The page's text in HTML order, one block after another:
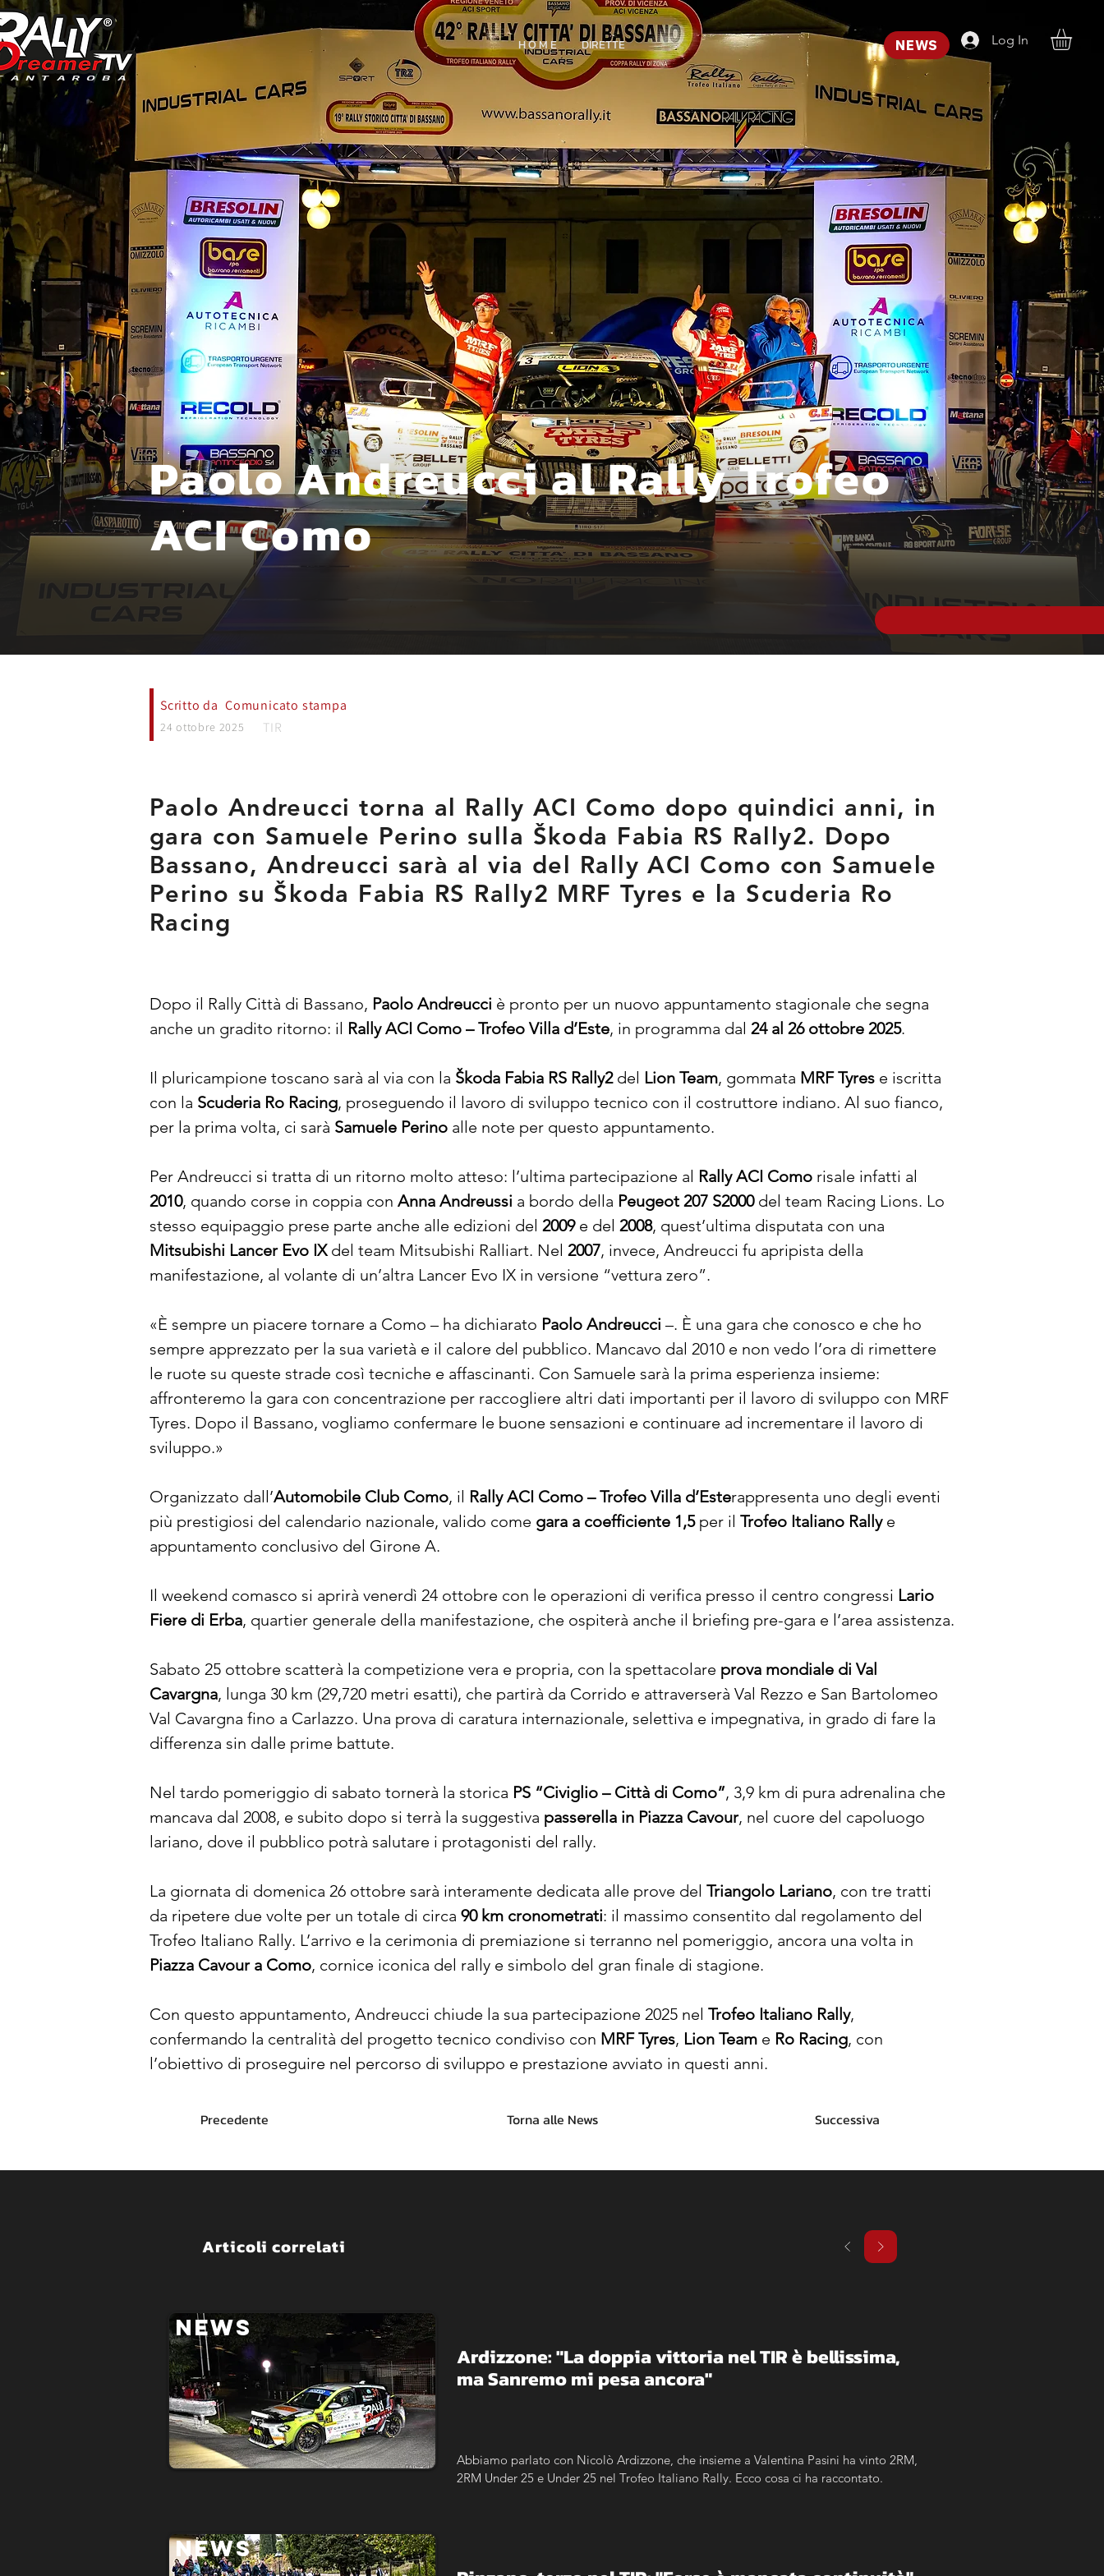
Log In
H O M E DIRETTE NEWS
Scritto da Comunicato stampa
24 ottobre 2025 TIR
Paolo Andreucci torna al Rally ACI Como dopo quindici anni, in
gara con Samuele Perino sulla Škoda Fabia RS Rally2. Dopo
Bassano, Andreucci sarà al via del Rally ACI Como con Samuele
Perino su Škoda Fabia RS Rally2 MRF Tyres e la Scuderia Ro
Racing
Dopo il Rally Città di Bassano, Paolo Andreucci è pronto per un nuovo appuntamento stagionale che segna
anche un gradito ritorno: il Rally ACI Como – Trofeo Villa d’Este, in programma dal 24 al 26 ottobre 2025.
Il pluricampione toscano sarà al via con la Škoda Fabia RS Rally2 del Lion Team, gommata MRF Tyres e iscritta
con la Scuderia Ro Racing, proseguendo il lavoro di sviluppo tecnico con il costruttore indiano. Al suo fianco,
per la prima volta, ci sarà Samuele Perino alle note per questo appuntamento.
Per Andreucci si tratta di un ritorno molto atteso: l’ultima partecipazione al Rally ACI Como risale infatti al
2010, quando corse in coppia con Anna Andreussi a bordo della Peugeot 207 S2000 del team Racing Lions. Lo
stesso equipaggio prese parte anche alle edizioni del 2009 e del 2008, quest’ultima disputata con una
Mitsubishi Lancer Evo IX del team Mitsubishi Ralliart. Nel 2007, invece, Andreucci fu apripista della
manifestazione, al volante di un’altra Lancer Evo IX in versione “vettura zero”.
«È sempre un piacere tornare a Como – ha dichiarato Paolo Andreucci –. È una gara che conosco e che ho
sempre apprezzato per la sua varietà e il calore del pubblico. Mancavo dal 2010 e non vedo l’ora di rimettere
le ruote su queste strade così tecniche e affascinanti. Con Samuele sarà la prima esperienza insieme:
affronteremo la gara con concentrazione per raccogliere altri dati importanti per il lavoro di sviluppo con MRF
Tyres. Dopo il Bassano, vogliamo confermare le buone sensazioni e continuare ad incrementare il lavoro di
sviluppo.»
Organizzato dall’Automobile Club Como, il Rally ACI Como – Trofeo Villa d’Esterappresenta uno degli eventi
più prestigiosi del calendario nazionale, valido come gara a coefficiente 1,5 per il Trofeo Italiano Rally e
appuntamento conclusivo del Girone A.
Il weekend comasco si aprirà venerdì 24 ottobre con le operazioni di verifica presso il centro congressi Lario
Fiere di Erba, quartier generale della manifestazione, che ospiterà anche il briefing pre-gara e l’area assistenza.
Sabato 25 ottobre scatterà la competizione vera e propria, con la spettacolare prova mondiale di Val
Cavargna, lunga 30 km (29,720 metri esatti), che partirà da Corrido e attraverserà Val Rezzo e San Bartolomeo
Val Cavargna fino a Carlazzo. Una prova di caratura internazionale, selettiva e impegnativa, in grado di fare la
differenza sin dalle prime battute.
Nel tardo pomeriggio di sabato tornerà la storica PS “Civiglio – Città di Como”, 3,9 km di pura adrenalina che
mancava dal 2008, e subito dopo si terrà la suggestiva passerella in Piazza Cavour, nel cuore del capoluogo
lariano, dove il pubblico potrà salutare i protagonisti del rally.
La giornata di domenica 26 ottobre sarà interamente dedicata alle prove del Triangolo Lariano, con tre tratti
da ripetere due volte per un totale di circa 90 km cronometrati: il massimo consentito dal regolamento del
Trofeo Italiano Rally. L’arrivo e la cerimonia di premiazione si terranno nel pomeriggio, ancora una volta in
Piazza Cavour a Como, cornice iconica del rally e simbolo del gran finale di stagione.
Con questo appuntamento, Andreucci chiude la sua partecipazione 2025 nel Trofeo Italiano Rally,
confermando la centralità del progetto tecnico condiviso con MRF Tyres, Lion Team e Ro Racing, con
l’obiettivo di proseguire nel percorso di sviluppo e prestazione avviato in questi anni.
Paolo Andreucci al Rally Trofeo
ACI Como
Precedente Torna alle News Successiva
Articoli correlati
NEWS
Ardizzone: "La doppia vittoria nel TIR è bellissima,
ma Sanremo mi pesa ancora"
Abbiamo parlato con Nicolò Ardizzone, che insieme a Valentina Pasini ha vinto 2RM,
2RM Under 25 e Under 25 nel Trofeo Italiano Rally. Ecco cosa ci ha raccontato.
NEWS